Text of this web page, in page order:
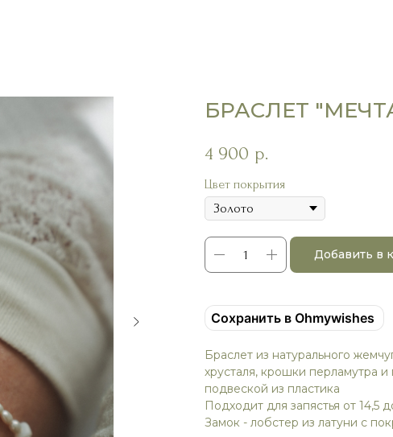
БРАСЛЕТ
4 900 р.
Цвет покрытия
Добавить в
Сохранить в Ohmywishes
Браслет из натурального
хрусталя, крошки перламутра
подвеской из пластика
Подходит для запястья от 14,5
Замок - лобстер из латуни с